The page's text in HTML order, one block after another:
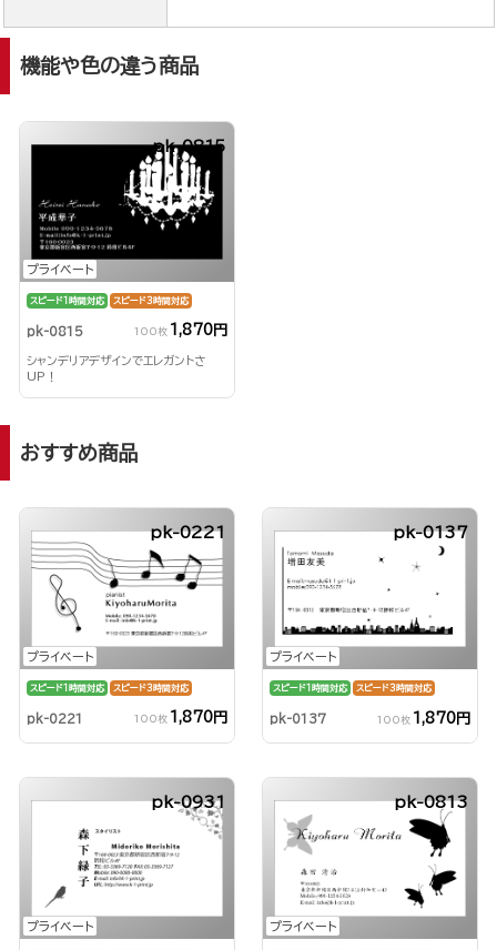
機能や色の違う商品
プライベート
pk-0815
スピード1時間対応 スピード3時間対応
pk-0815 100枚 1,870円
シャンデリアデザインでエレガントさ
UP！
おすすめ商品
プライベート
pk-0221
スピード1時間対応 スピード3時間対応
pk-0221 100枚 1,870円
プライベート
pk-0137
スピード1時間対応 スピード3時間対応
pk-0137 100枚 1,870円
プライベート
pk-0931
プライベート
pk-0813